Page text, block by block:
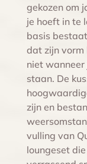
gekozen om
je hoeft in te
basis
dat zijn vorm
niet
staan. De
zijn en
vulling van
loungeset